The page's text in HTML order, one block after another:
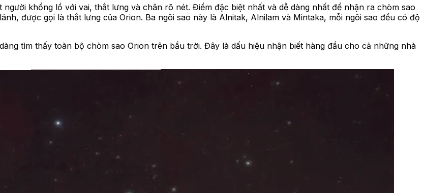
khổng lồ với vai, thắt lưng và chân rõ nét. Điểm đặc biệt nhất và dễ dàng nhất để nhận ra chòm sao
được gọi là thắt lưng của Orion. Ba ngôi sao này là Alnitak, Alnilam và Mintaka, mỗi ngôi sao đều có độ
tìm thấy toàn bộ chòm sao Orion trên bầu trời. Đây là dấu hiệu nhận biết hàng đầu cho cả những nhà